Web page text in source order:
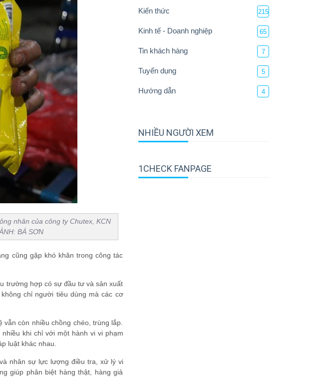
nhân của công ty Chutex, KCN
BÁ SƠN
cũng gặp khó khăn trong công tác
trường hợp có sự đầu tư và sản xuất
chỉ người tiêu dùng mà các cơ
còn nhiều chồng chéo, trùng lắp.
khi chỉ với một hành vi vi phạm
luật khác nhau.
nhân sự lực lượng điều tra, xử lý vi
giúp phân biệt hàng thật, hàng giả
Kiến thức 215
Kinh tế - Doanh nghiệp 65
Tin khách hàng 7
Tuyển dụng 5
Hướng dẫn 4
NHIỀU NGƯỜI XEM
1CHECK FANPAGE